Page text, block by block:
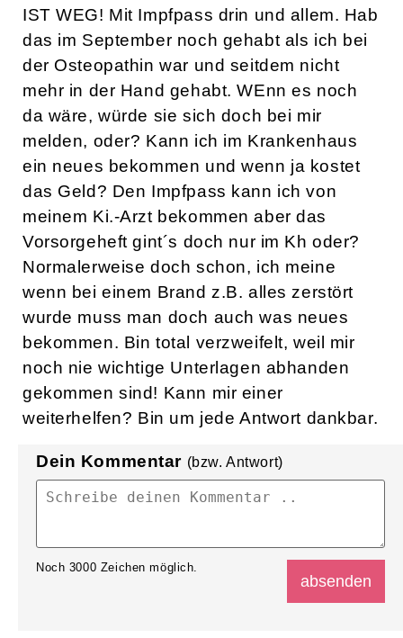
IST WEG! Mit Impfpass drin und allem. Hab
das im September noch gehabt als ich bei
der Osteopathin war und seitdem nicht
mehr in der Hand gehabt. WEnn es noch
da wäre, würde sie sich doch bei mir
melden, oder? Kann ich im Krankenhaus
ein neues bekommen und wenn ja kostet
das Geld? Den Impfpass kann ich von
meinem Ki.-Arzt bekommen aber das
Vorsorgeheft gint´s doch nur im Kh oder?
Normalerweise doch schon, ich meine
wenn bei einem Brand z.B. alles zerstört
wurde muss man doch auch was neues
bekommen. Bin total verzweifelt, weil mir
noch nie wichtige Unterlagen abhanden
gekommen sind! Kann mir einer
weiterhelfen? Bin um jede Antwort dankbar.
Dein Kommentar (bzw. Antwort)
Noch 3000 Zeichen möglich.